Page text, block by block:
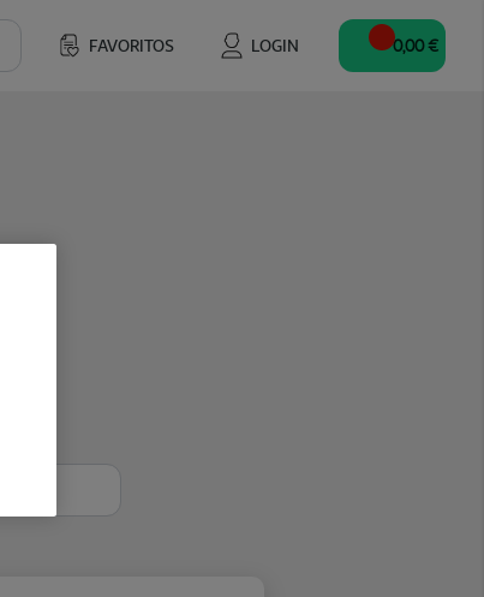
FAVORITOS LOGIN 0,00 €